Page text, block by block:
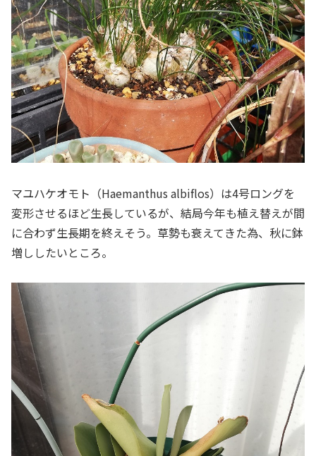
マユハケオモト（Haemanthus albiflos）は4号ロングを
変形させるほど生長しているが、結局今年も植え替えが間
に合わず生長期を終えそう。草勢も衰えてきた為、秋に鉢
増ししたいところ。